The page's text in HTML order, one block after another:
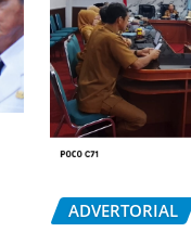
ADVERTORIAL